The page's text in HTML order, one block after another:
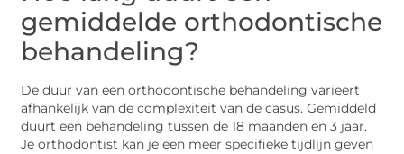
gemiddelde orthodontische
behandeling?
De duur van een orthodontische behandeling varieert
afhankelijk van de complexiteit van de casus. Gemiddeld
duurt een behandeling tussen de 18 maanden en 3 jaar.
Je orthodontist kan je een meer specifieke tijdlijn geven